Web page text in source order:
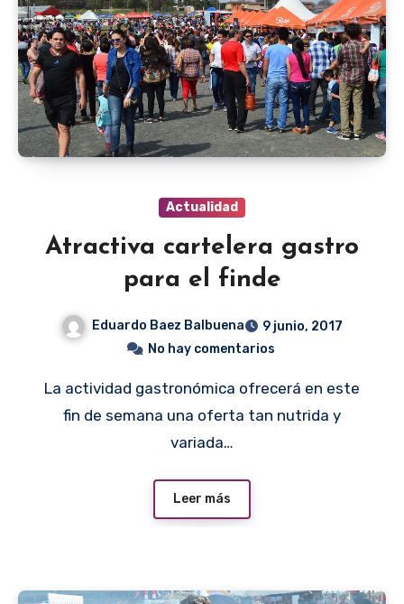
Actualidad
Atractiva cartelera gastro
para el finde
Eduardo Baez Balbuena
9 junio, 2017
No hay comentarios
La actividad gastronómica ofrecerá en este
fin de semana una oferta tan nutrida y
variada…
Leer más